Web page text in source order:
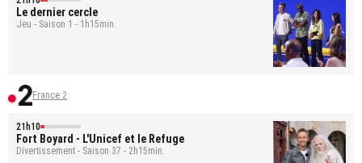
Le dernier cercle
Jeu - Saison 1 - 1h15min.
France 2
21h10
Fort Boyard - L'Unicef et le Refuge
Divertissement - Saison 37 - 2h15min.